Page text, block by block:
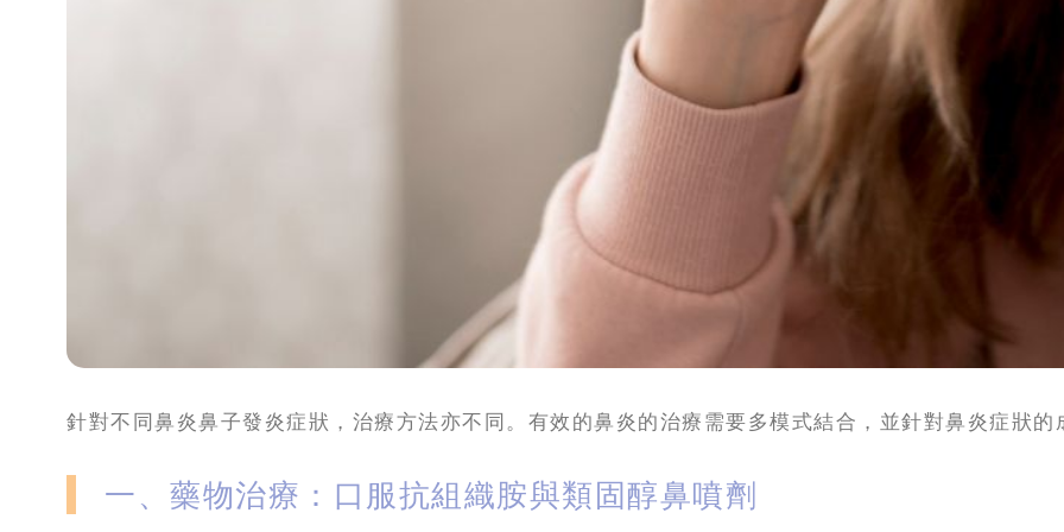
針對不同鼻炎鼻子發炎症狀，治療方法亦不同。有效的鼻炎的治療需要多模式結合，並針對鼻炎症狀的
一、藥物治療：口服抗組織胺與類固醇鼻噴劑